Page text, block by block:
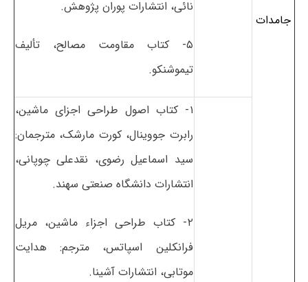
جامدات
نائی، انتشارات پوران پژوهش.
۵- کتاب مقاومت مصالح، تألیف
تیموشنکو.
۱- کتاب اصول طراحی اجزای ماشین،
رابرت جووینال، کورت مارشک، مترجمان:
سید اسماعیل رضوی، نقدعلی چوپانی،
انتشارات دانشگاه صنعتی سهند.
۲- کتاب طراحی اجزاء ماشین، مریل
فرانکلین اسپاتس، مترجم: هدایت
موتابی، انتشارات آشینا.